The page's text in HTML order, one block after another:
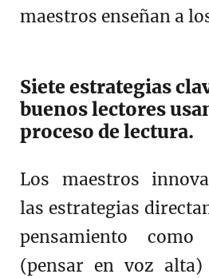
maestros enseñan a
Siete estrategias
buenos lectores
proceso de lectura.
Los maestros
las estrategias
pensamiento como
(pensar en voz